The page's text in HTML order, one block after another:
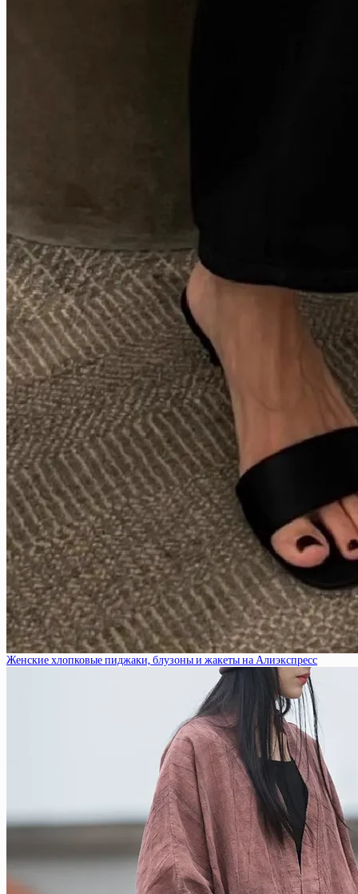
Женские хлопковые пиджаки, блузоны и жакеты на Алиэкспресс